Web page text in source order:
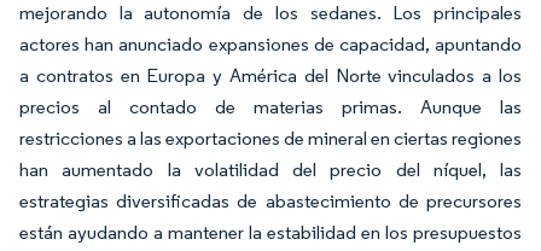
mejorando la autonomía de los sedanes. Los principales
actores han anunciado expansiones de capacidad, apuntando
a contratos en Europa y América del Norte vinculados a los
precios al contado de materias primas. Aunque las
restricciones a las exportaciones de mineral en ciertas regiones
han aumentado la volatilidad del precio del níquel, las
estrategias diversificadas de abastecimiento de precursores
están ayudando a mantener la estabilidad en los presupuestos